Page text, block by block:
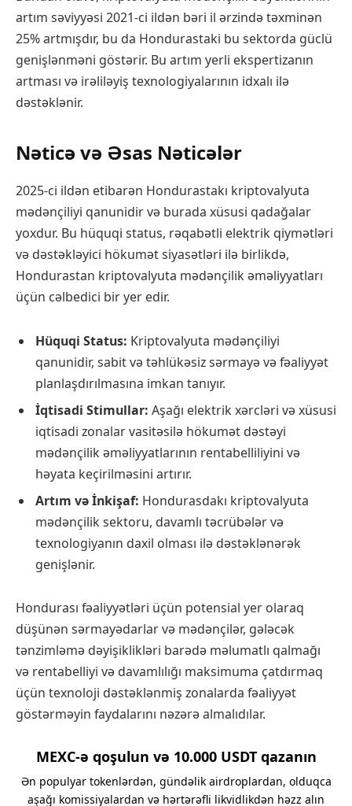
artım səviyyəsi 2021-ci ildən bəri il ərzində təxminən
25% artmışdır, bu da Hondurastaki bu sektorda güclü
genişlənməni göstərir. Bu artım yerli ekspertizanın
artması və irəliləyiş texnologiyalarının idxalı ilə
dəstəklənir.
Nəticə və Əsas Nəticələr
2025-ci ildən etibarən Hondurastakı kriptovalyuta
mədənçiliyi qanunidir və burada xüsusi qadağalar
yoxdur. Bu hüquqi status, rəqabətli elektrik qiymətləri
və dəstəkləyici hökumət siyasətləri ilə birlikdə,
Hondurastan kriptovalyuta mədənçilik əməliyyatları
üçün cəlbedici bir yer edir.
Hüquqi Status: Kriptovalyuta mədənçiliyi
qanunidir, sabit və təhlükəsiz sərmayə və fəaliyyət
planlaşdırılmasına imkan tanıyır.
İqtisadi Stimullar: Aşağı elektrik xərcləri və xüsusi
iqtisadi zonalar vasitəsilə hökumət dəstəyi
mədənçilik əməliyyatlarının rentabelliliyini və
həyata keçirilməsini artırır.
Artım və İnkişaf: Hondurasdakı kriptovalyuta
mədənçilik sektoru, davamlı təcrübələr və
texnologiyanın daxil olması ilə dəstəklənərək
genişlənir.
Hondurası fəaliyyətləri üçün potensial yer olaraq
düşünən sərmayədarlar və mədənçilər, gələcək
tənzimləmə dəyişiklikləri barədə məlumatlı qalmağı
və rentabelliyi və davamlılığı maksimuma çatdırmaq
üçün texnoloji dəstəklənmiş zonalarda fəaliyyət
göstərməyin faydalarını nəzərə almalıdılar.
MEXC-ə qoşulun və 10.000 USDT qazanın
Ən populyar tokenlərdən, gündəlik airdroplardan, olduqca
aşağı komissiyalardan və hərtərəfli likvidlikdən həzz alın